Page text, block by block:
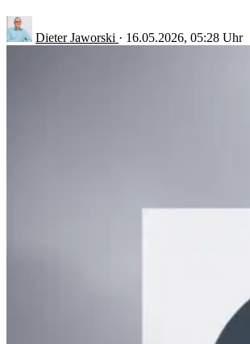
Dieter Jaworski · 16.05.2026, 05:28 Uhr